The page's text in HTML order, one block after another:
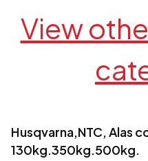
View
Husqvarna,NTC, Alas
130kg.350kg.500kg.